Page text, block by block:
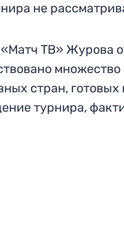
не
ТВ» Журова
стран, готовых
турнира,